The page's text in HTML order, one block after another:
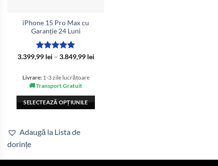
iPhone 15 Pro Max cu
Garanție 24 Luni
Evaluat la
3.399,99 lei – 3.849,99 leiInterval
3.849,99 lei
Livrare:1-3 zile lucrătoare
🚚 Transport Gratuit
SELECTEAZĂ OPȚIUNILE
are
Adaugă la Lista de
dorințe